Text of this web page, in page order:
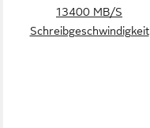
13400 MB/S
Schreibgeschwindigkeit